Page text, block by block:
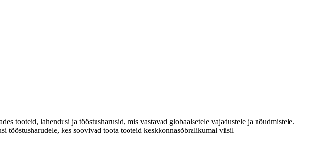
tooteid, lahendusi ja tööstusharusid, mis vastavad globaalsetele vajadustele ja nõudmistele.
tööstusharudele, kes soovivad toota tooteid keskkonnasõbralikumal viisil